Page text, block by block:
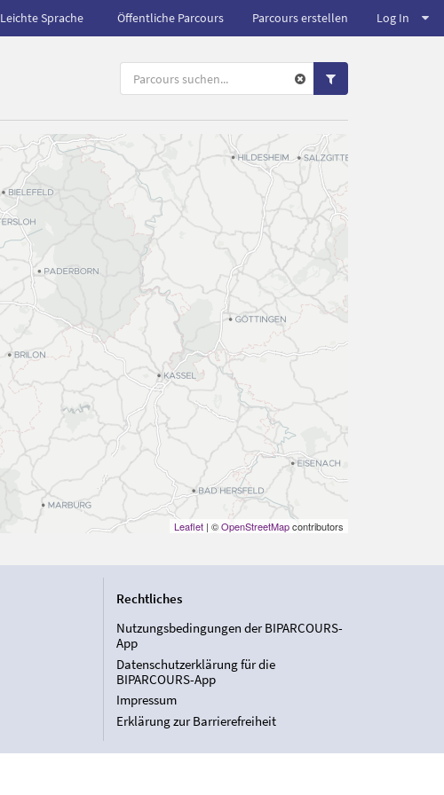
Leichte Sprache Öffentliche Parcours Parcours erstellen Log In
Leaflet| ©OpenStreetMapcontributors
Rechtliches
Nutzungsbedingungen der BIPARCOURS-
App
Datenschutzerklärung für die
BIPARCOURS-App
Impressum
Erklärung zur Barrierefreiheit